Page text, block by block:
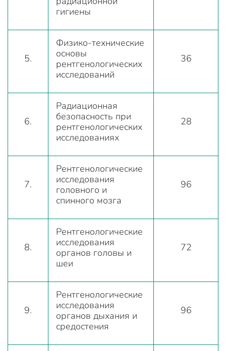
гигиены
5.
Физико-технические
основы
рентгенологических
исследований
36
6.
Радиационная
безопасность при
рентгенологических
исследованиях
28
7.
Рентгенологические
исследования
головного и
спинного мозга
96
8.
Рентгенологические
исследования
органов головы и
шеи
72
9.
Рентгенологические
исследования
органов дыхания и
средостения
96